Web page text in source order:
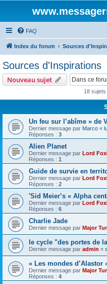
FAQ
Index du forum Sources
Sources d'Inspirations
Nouveau sujet
18 sujets
Un feu sur l’abîme » de
Dernier message par Marco «
Réponses : 3
Alien Planet
Dernier message par Lord
Réponses : 1
Guide de survie en
Dernier message par Lord
Réponses : 2
'Sid Meier’s « Alpha
Dernier message par Lord
Réponses : 6
Charlie Jade
Dernier message par Major
le cycle "des portes de
Dernier message par admin «
« Les mondes d’Alastor
Dernier message par Major
Réponses : 4